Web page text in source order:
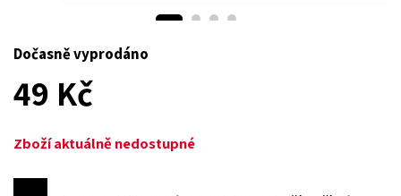
Dočasně vyprodáno
49 Kč
Zboží aktuálně nedostupné